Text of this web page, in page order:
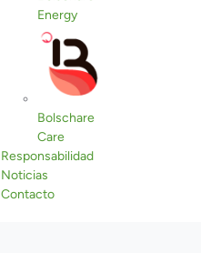
Energy
Bolschare
Care
Responsabilidad
Noticias
Contacto